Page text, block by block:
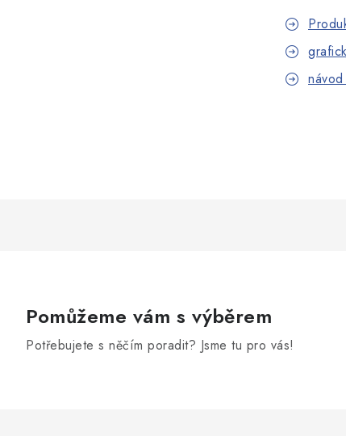
Pomůžeme vám s výběrem
Potřebujete s něčím poradit? Jsme tu pro vás!